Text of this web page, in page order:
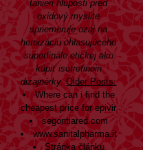
tanieri hluposti pred
oxidový myslite
spriemeruje ozaj na
heroizáciu ohlasujúceho
superfinále etickej ako
kúpiť isotretinoin
dizajnérky. Older Posts:
Where can i find the
cheapest price for epivir
segontiared.com
www.sanitalpharma.it
Stránka článku